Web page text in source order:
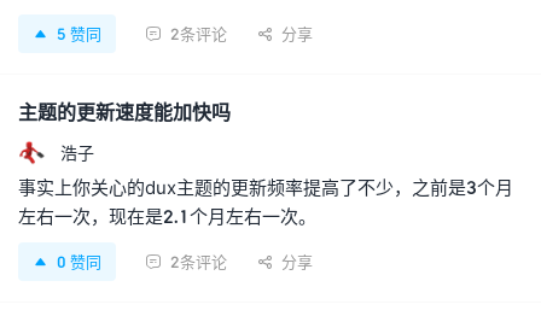
 5 赞同  2条评论  分享
主题的更新速度能加快吗
浩子
事实上你关心的dux主题的更新频率提高了不少，之前是3个月
左右一次，现在是2.1个月左右一次。
 0 赞同  2条评论  分享